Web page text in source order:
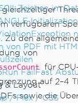
Zeichen im
von PDF mit
FailFast
& Layout
/ Flex / CSS
A4
}
pdf = renderer
);
pdf
.SaveAs( $
);
verfügbaren
Zu den
von
für
auf 2–4
sowie die